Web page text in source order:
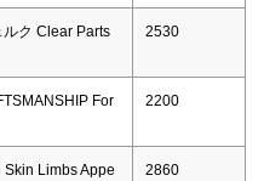
ク Clear Parts
2530
For
2200
Skin Limbs Appe
2860